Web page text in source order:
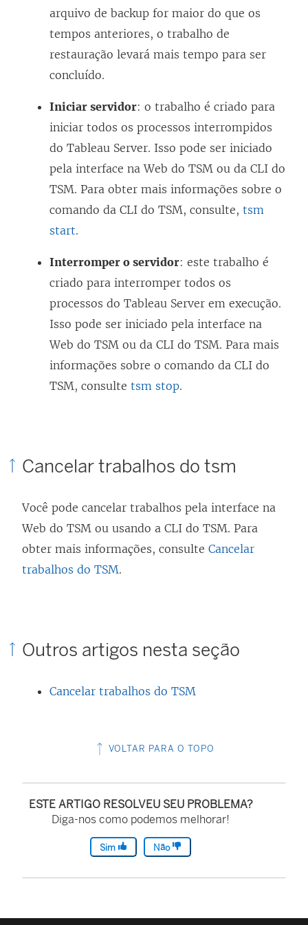
arquivo de backup for maior do que os
tempos anteriores, o trabalho de
restauração levará mais tempo para ser
concluído.
Iniciar servidor: o trabalho é criado para
iniciar todos os processos interrompidos
do Tableau Server. Isso pode ser iniciado
pela interface na Web do TSM ou da CLI do
TSM. Para obter mais informações sobre o
comando da CLI do TSM, consulte, tsm
start.
Interromper o servidor: este trabalho é
criado para interromper todos os
processos do Tableau Server em execução.
Isso pode ser iniciado pela interface na
Web do TSM ou da CLI do TSM. Para mais
informações sobre o comando da CLI do
TSM, consulte tsm stop.
Cancelar trabalhos do tsm
Você pode cancelar trabalhos pela interface na
Web do TSM ou usando a CLI do TSM. Para
obter mais informações, consulte Cancelar
trabalhos do TSM.
Outros artigos nesta seção
Cancelar trabalhos do TSM
VOLTAR PARA O TOPO
ESTE ARTIGO RESOLVEU SEU PROBLEMA?
Diga-nos como podemos melhorar!
Sim Não